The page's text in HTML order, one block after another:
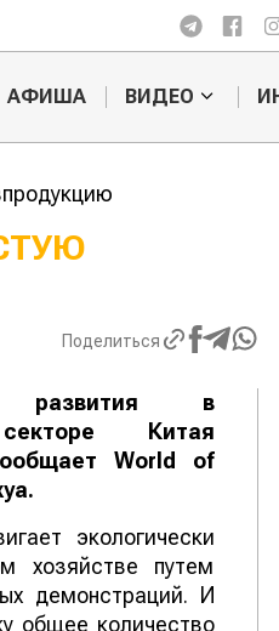
АФИША ВИДЕО
Поделиться
развития в
секторе Китая
World
of
экологически
хозяйстве путем
демонстраций. И
общее количество
жука будут выжигать
лазером
хозяйства